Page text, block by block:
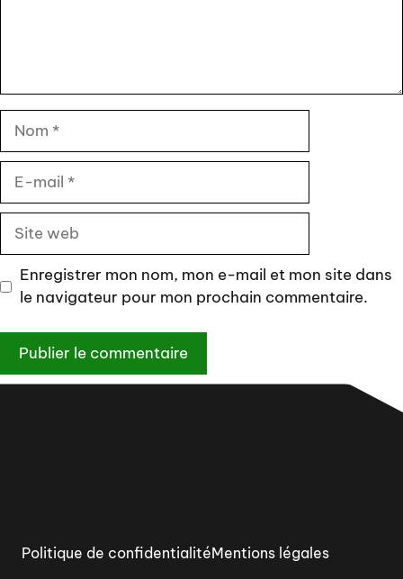
mail
Site
web
Enregistrer mon nom, mon e-mail et mon site dans
le navigateur pour mon prochain commentaire.
Politique de confidentialitéMentions légales